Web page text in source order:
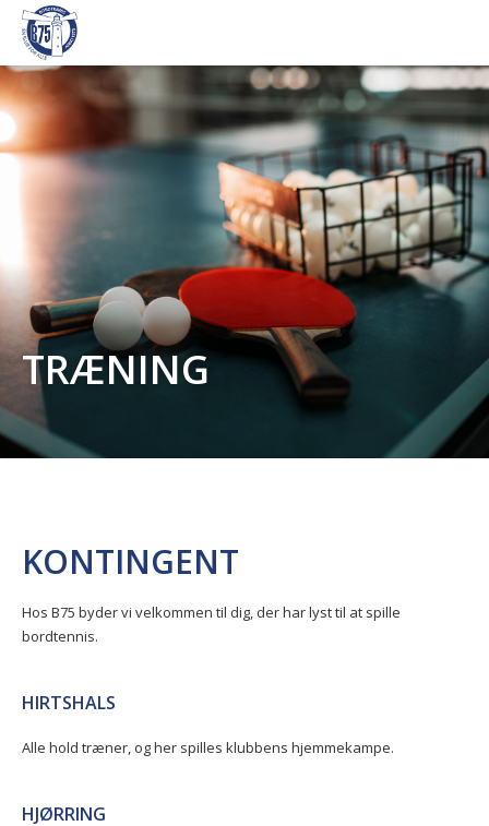
TRÆNING
KONTINGENT
Hos B75 byder vi velkommen til dig, der har lyst til at spille
bordtennis.
HIRTSHALS
Alle hold træner, og her spilles klubbens hjemmekampe.
HJØRRING